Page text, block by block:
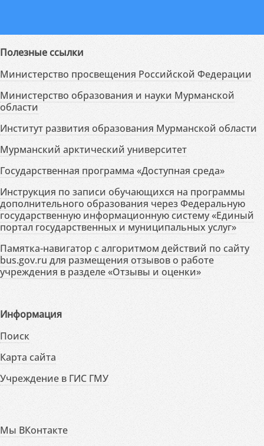
Полезные ссылки
Министерство просвещения Российской Федерации
Министерство образования и науки Мурманской
области
Институт развития образования Мурманской области
Мурманский арктический университет
Государственная программа «Доступная среда»
Инструкция по записи обучающихся на программы
дополнительного образования через Федеральную
государственную информационную систему «Единый
портал государственных и муниципальных услуг»
Памятка-навигатор с алгоритмом действий по сайту
bus.gov.ru для размещения отзывов о работе
учреждения в разделе «Отзывы и оценки»
Информация
Поиск
Карта сайта
Учреждение в ГИС ГМУ
Мы ВКонтакте